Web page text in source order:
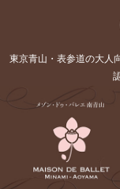
東京青山・表参道の大人